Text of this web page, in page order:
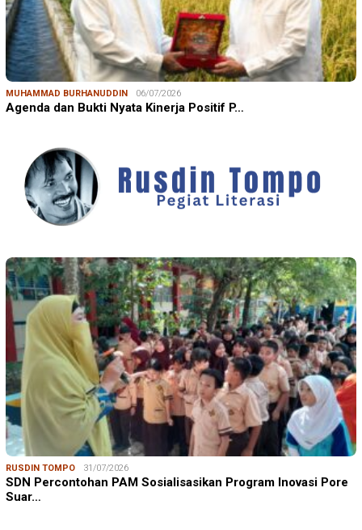
MUHAMMAD BURHANUDDIN 06/07/2026
Agenda dan Bukti Nyata Kinerja Positif P…
RUSDIN TOMPO 31/07/2026
SDN Percontohan PAM Sosialisasikan Program Inovasi Pore
Suar…